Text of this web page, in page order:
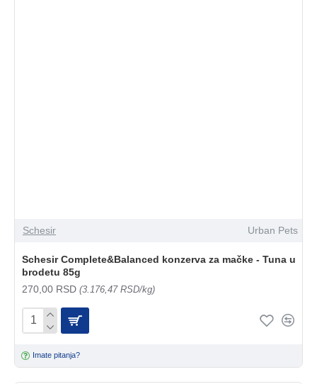
Schesir Urban Pets
Schesir Complete&Balanced konzerva za mačke - Tuna u
brodetu 85g
270,00 RSD (3.176,47 RSD/kg)
Imate pitanja?